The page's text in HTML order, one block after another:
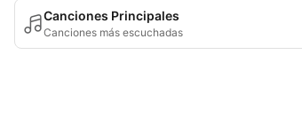
Canciones Principales
Canciones más escuchadas